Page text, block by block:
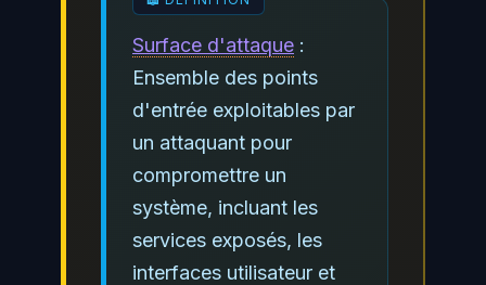
Surface d'attaque :
Ensemble des points
d'entrée exploitables par
un attaquant pour
compromettre un
système, incluant les
services exposés, les
interfaces utilisateur et